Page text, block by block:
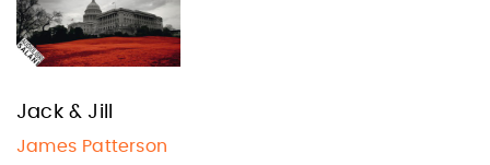
Jack & Jill
James Patterson